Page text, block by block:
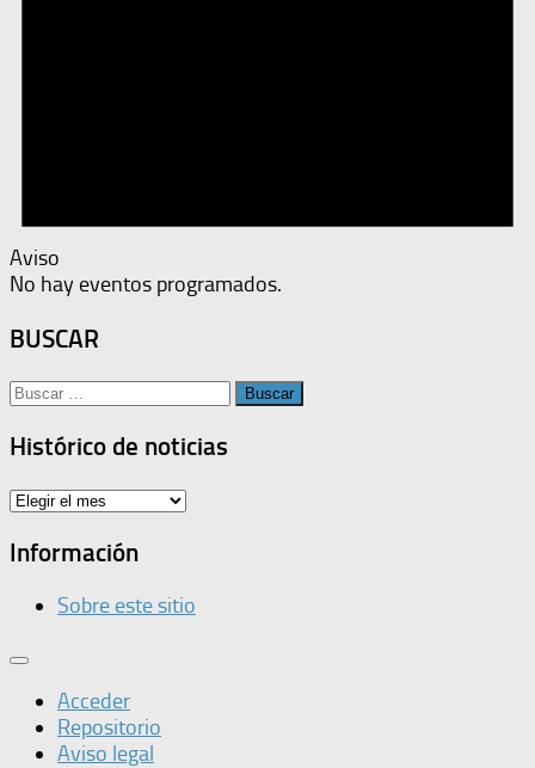
Aviso
No hay eventos programados.
BUSCAR
Buscar:
Histórico de noticias
Histórico
noticias
Información
Sobre este sitio
Acceder
Repositorio
Aviso legal